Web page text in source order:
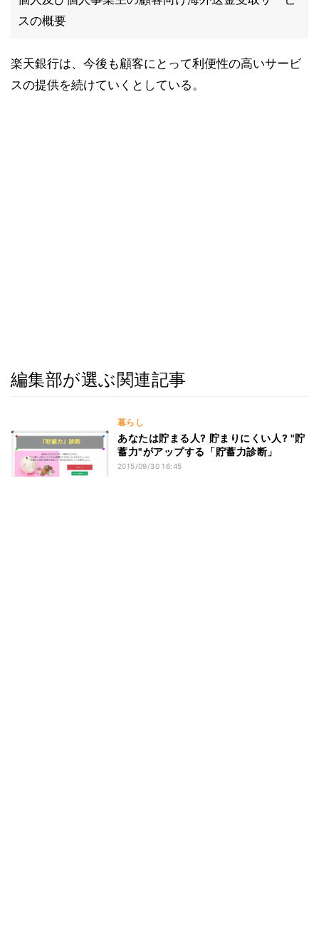
スの概要
楽天銀行は、今後も顧客にとって利便性の高いサービ
スの提供を続けていくとしている。
編集部が選ぶ関連記事
暮らし
あなたは貯まる人? 貯まりにくい人? "貯
蓄力"がアップする「貯蓄力診断」
2015/09/30 16:45